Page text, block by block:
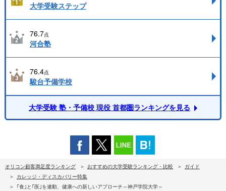
大学受験ステップ
76.7点
河合塾
76.4点
駿台予備学校
大学受験 塾・予備校 現役 首都圏ランキングを見る
オリコン顧客満足度ランキング おすすめの大学受験ランキング・比較
ガイド
カレッジ・ディスカバリー特集
｢食｣と｢医｣を連動、健康への新しいアプローチ～神戸学院大学～